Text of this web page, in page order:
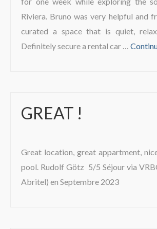
Riviera. Bruno was very helpful and
curated a space that is quiet,
Definitely secure a rental car …
GREAT !
Great location, great appartment,
pool. Rudolf Götz 5/5 Séjour via
Abritel) en Septembre 2023